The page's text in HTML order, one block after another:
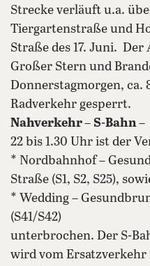
Strecke verläuft u.a.
Tiergartenstraße und
Straße des 17. Juni.
Großer Stern und
Donnerstagmorgen, ca.
Radverkehr gesperrt.
Nahverkehr– S-Bahn–
22 bis 1.30 Uhr ist der
* Nordbahnhof –
Straße (S1, S2, S25),
* Wedding –
(S41/S42)
unterbrochen. Der S-
wird vom